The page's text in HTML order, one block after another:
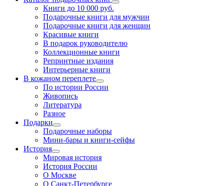
Книги до 10 000 руб.
Подарочные книги для мужчин
Подарочные книги для женщин
Красивые книги
В подарок руководителю
Коллекционные книги
Репринтные издания
Интерьерные книги
В кожаном переплете
По истории России
Живопись
Литература
Разное
Подарки
Подарочные наборы
Мини-бары и книги-сейфы
История
Мировая история
История России
О Москве
О Санкт-Петербурге